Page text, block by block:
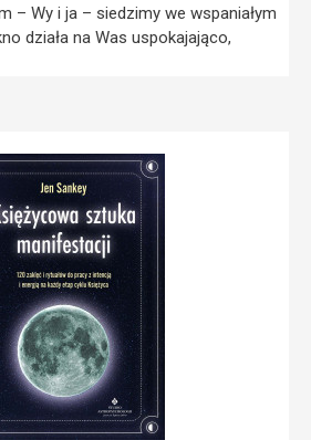
– Wy i ja – siedzimy we wspaniałym
działa na Was uspokajająco,